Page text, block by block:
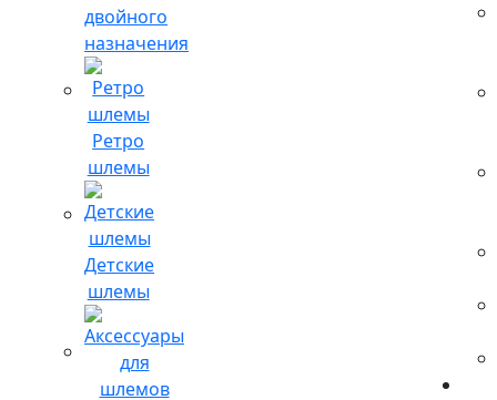
двойного
назначения
Ретро
шлемы
Детские
шлемы